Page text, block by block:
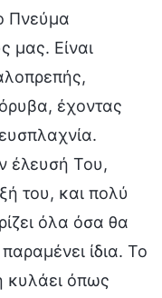
Πνεύμα
μας. Είναι
έχοντας
έλευσή Του,
του, και πολύ
όλα όσα θα
ίδια. Το
κυλάει όπως